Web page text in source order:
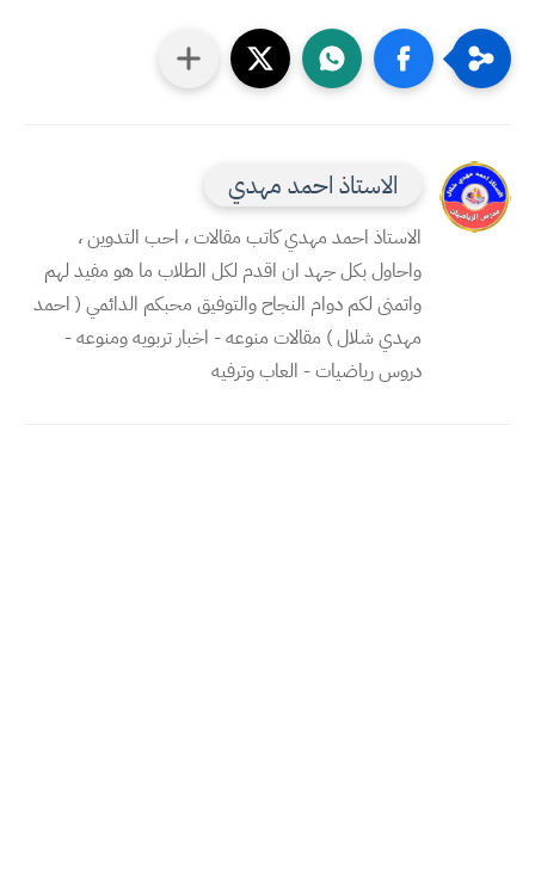
الاستاذ احمد مهدي
الاستاذ احمد مهدي كاتب مقالات ، احب التدوين ،
واحاول بكل جهد ان اقدم لكل الطلاب ما هو مفيد لهم
واتمنى لكم دوام النجاح والتوفيق محبكم الدائمي ( احمد
مهدي شلال ) مقالات منوعه - اخبار تربويه ومنوعه -
دروس رياضيات - العاب وترفيه